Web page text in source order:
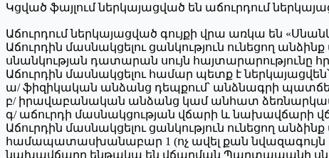
Կցված ֆայլում ներկայացված են աճուրդում
Աճուրդում ներկայացված գույքի վրա առկա են
Աճուրդին մասնակցելու ցանկություն ունեցող
սնանկության դատարան սույն հայտարարությունը
Աճուրդին մասնակցելու համար պետք է ներկայացվեն՝
ա/ ֆիզիկական անձանց դեպքում՝ անձնագրի
բ/ իրավաբանական անձանց կամ անհատ
գ/ աճուրդի մասնակցության վճարի և նախավճարի
Աճուրդին մասնակցելու ցանկություն ունեցող
համապատասխանաբար 1 (ոչ ավել քան
նախավճարը ենթակա են վճարման Պարտապանի